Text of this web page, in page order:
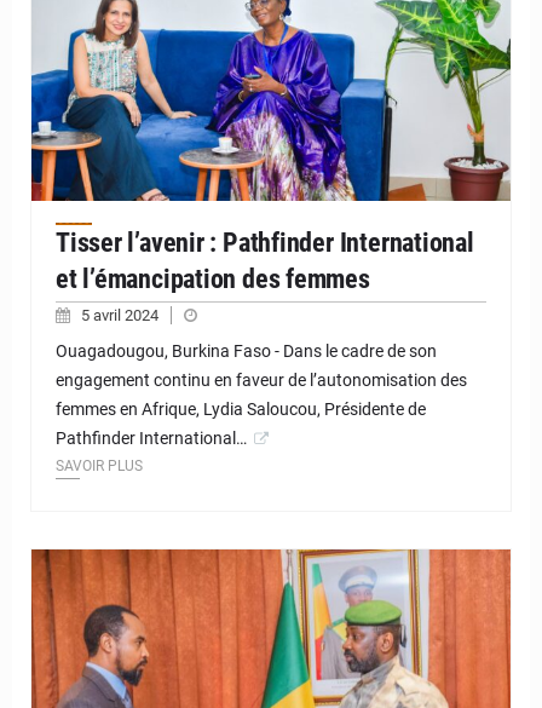
Tisser l’avenir : Pathfinder International
et l’émancipation des femmes
5 avril 2024
Ouagadougou, Burkina Faso - Dans le cadre de son
engagement continu en faveur de l’autonomisation des
femmes en Afrique, Lydia Saloucou, Présidente de
Pathfinder International…
SAVOIR PLUS